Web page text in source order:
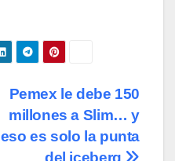
Pemex le debe 150
millones a Slim… y
eso es solo la punta
del iceberg